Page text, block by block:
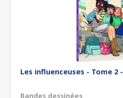
Les influenceuses - Tome 2
Bandes dessinées